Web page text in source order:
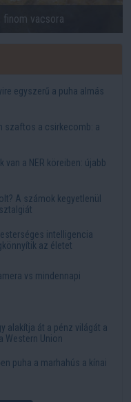
finom vacsora
egyszerű a puha almás
szaftos a csirkecomb: a
van a NER köreiben: újabb
A számok kegyetlenül
intelligencia
az életet
vs mindennapi
alakítja át a pénz világát a
Western Union
puha a marhahús a kínai